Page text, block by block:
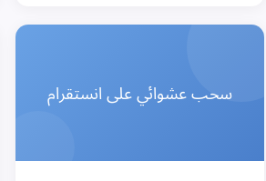
سحب عشوائي على انستقرام